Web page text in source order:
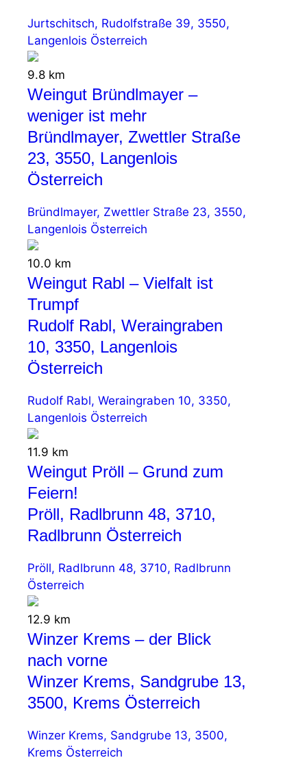
Jurtschitsch, Rudolfstraße 39, 3550,
Langenlois Österreich
9.8 km
Weingut Bründlmayer –
weniger ist mehr
Bründlmayer, Zwettler Straße
23, 3550, Langenlois
Österreich
Bründlmayer, Zwettler Straße 23, 3550,
Langenlois Österreich
10.0 km
Weingut Rabl – Vielfalt ist
Trumpf
Rudolf Rabl, Weraingraben
10, 3350, Langenlois
Österreich
Rudolf Rabl, Weraingraben 10, 3350,
Langenlois Österreich
11.9 km
Weingut Pröll – Grund zum
Feiern!
Pröll, Radlbrunn 48, 3710,
Radlbrunn Österreich
Pröll, Radlbrunn 48, 3710, Radlbrunn
Österreich
12.9 km
Winzer Krems – der Blick
nach vorne
Winzer Krems, Sandgrube 13,
3500, Krems Österreich
Winzer Krems, Sandgrube 13, 3500,
Krems Österreich